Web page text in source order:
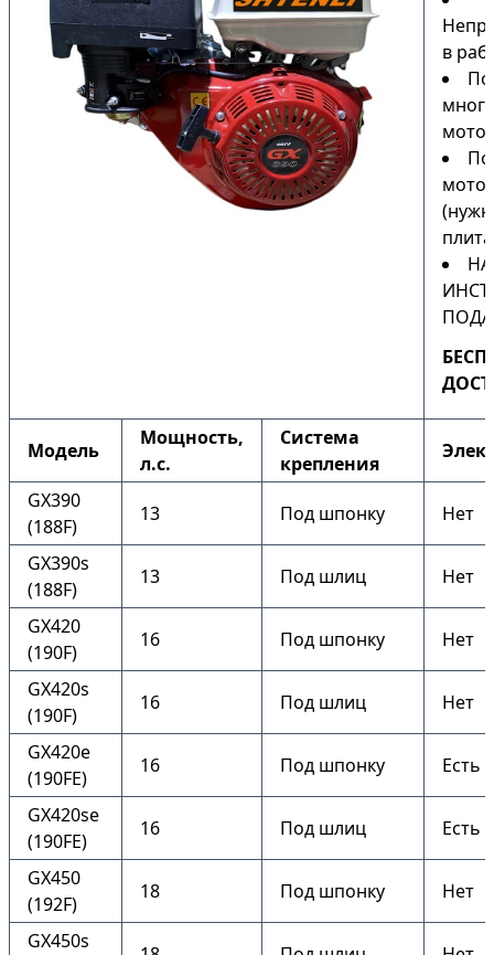
в
Модель
Мощность,
л.с.
Система
крепления
GX390
(188F)
13 Под шпонку Нет
GX390s
(188F)
13 Под шлиц Нет
GX420
(190F)
16 Под шпонку Нет
GX420s
(190F)
16 Под шлиц Нет
GX420e
(190FE)
16 Под шпонку Есть
GX420se
(190FE)
16 Под шлиц Есть
GX450
(192F)
18 Под шпонку Нет
GX450s